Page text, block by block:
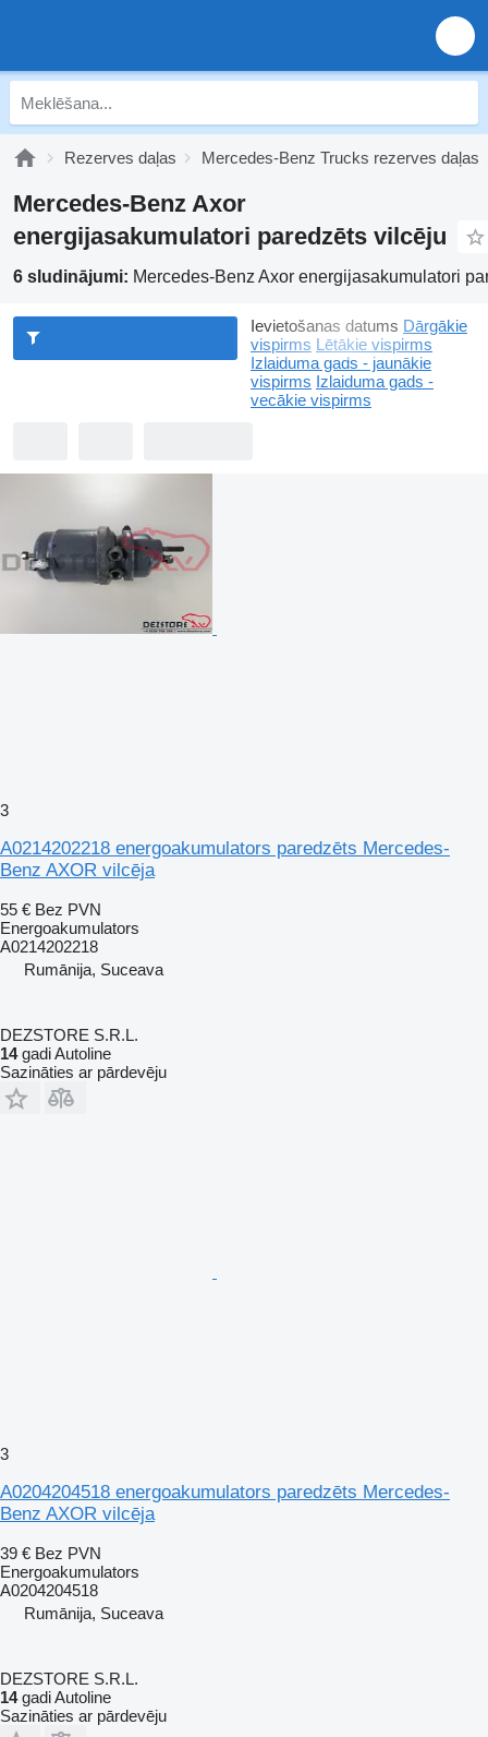
Rezerves daļas Mercedes-Benz Trucks rezerves daļas
Mercedes-Benz Axor
energijasakumulatori paredzēts vilcēju
6 sludinājumi: Mercedes-Benz Axor energijasakumulatori
Ievietošanas datums Dārgākie
vispirms Lētākie vispirms
Izlaiduma gads - jaunākie
vispirms Izlaiduma gads -
vecākie vispirms
3
A0214202218 energoakumulators paredzēts Mercedes-
Benz AXOR vilcēja
55 € Bez PVN
Energoakumulators
A0214202218
Rumānija, Suceava
DEZSTORE S.R.L.
14gadi Autoline
Sazināties ar pārdevēju
3
A0204204518 energoakumulators paredzēts Mercedes-
Benz AXOR vilcēja
39 € Bez PVN
Energoakumulators
A0204204518
Rumānija, Suceava
DEZSTORE S.R.L.
14gadi Autoline
Sazināties ar pārdevēju